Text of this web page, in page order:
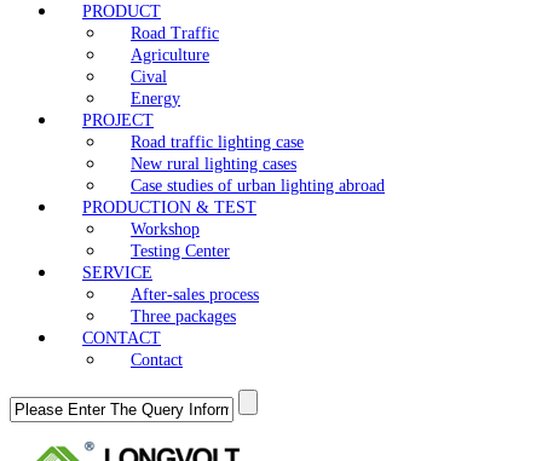
PRODUCT
Road Traffic
Agriculture
Cival
Energy
PROJECT
Road traffic lighting case
New rural lighting cases
Case studies of urban lighting abroad
PRODUCTION & TEST
Workshop
Testing Center
SERVICE
After-sales process
Three packages
CONTACT
Contact